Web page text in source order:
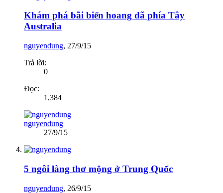
Khám phá bãi biển hoang dã phía Tây
Australia
nguyendung, 27/9/15
Trả lời:
0
Đọc:
1,384
nguyendung
27/9/15
5 ngôi làng thơ mộng ở Trung Quốc
nguyendung, 26/9/15